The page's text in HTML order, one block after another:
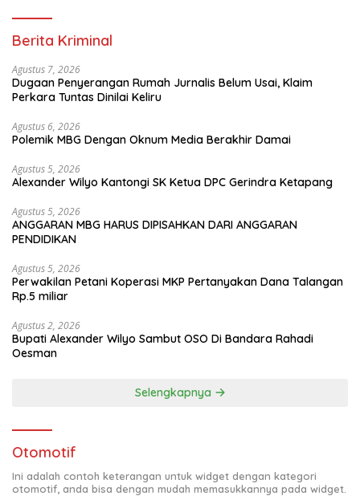
Berita Kriminal
Agustus 7, 2026
Dugaan Penyerangan Rumah Jurnalis Belum Usai, Klaim
Perkara Tuntas Dinilai Keliru
Agustus 6, 2026
Polemik MBG Dengan Oknum Media Berakhir Damai
Agustus 5, 2026
Alexander Wilyo Kantongi SK Ketua DPC Gerindra Ketapang
Agustus 5, 2026
ANGGARAN MBG HARUS DIPISAHKAN DARI ANGGARAN
PENDIDIKAN
Agustus 5, 2026
Perwakilan Petani Koperasi MKP Pertanyakan Dana Talangan
Rp.5 miliar
Agustus 2, 2026
Bupati Alexander Wilyo Sambut OSO Di Bandara Rahadi
Oesman
Selengkapnya
Otomotif
Ini adalah contoh keterangan untuk widget dengan kategori
otomotif, anda bisa dengan mudah memasukkannya pada widget.